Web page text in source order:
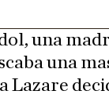
una
una
Lazare